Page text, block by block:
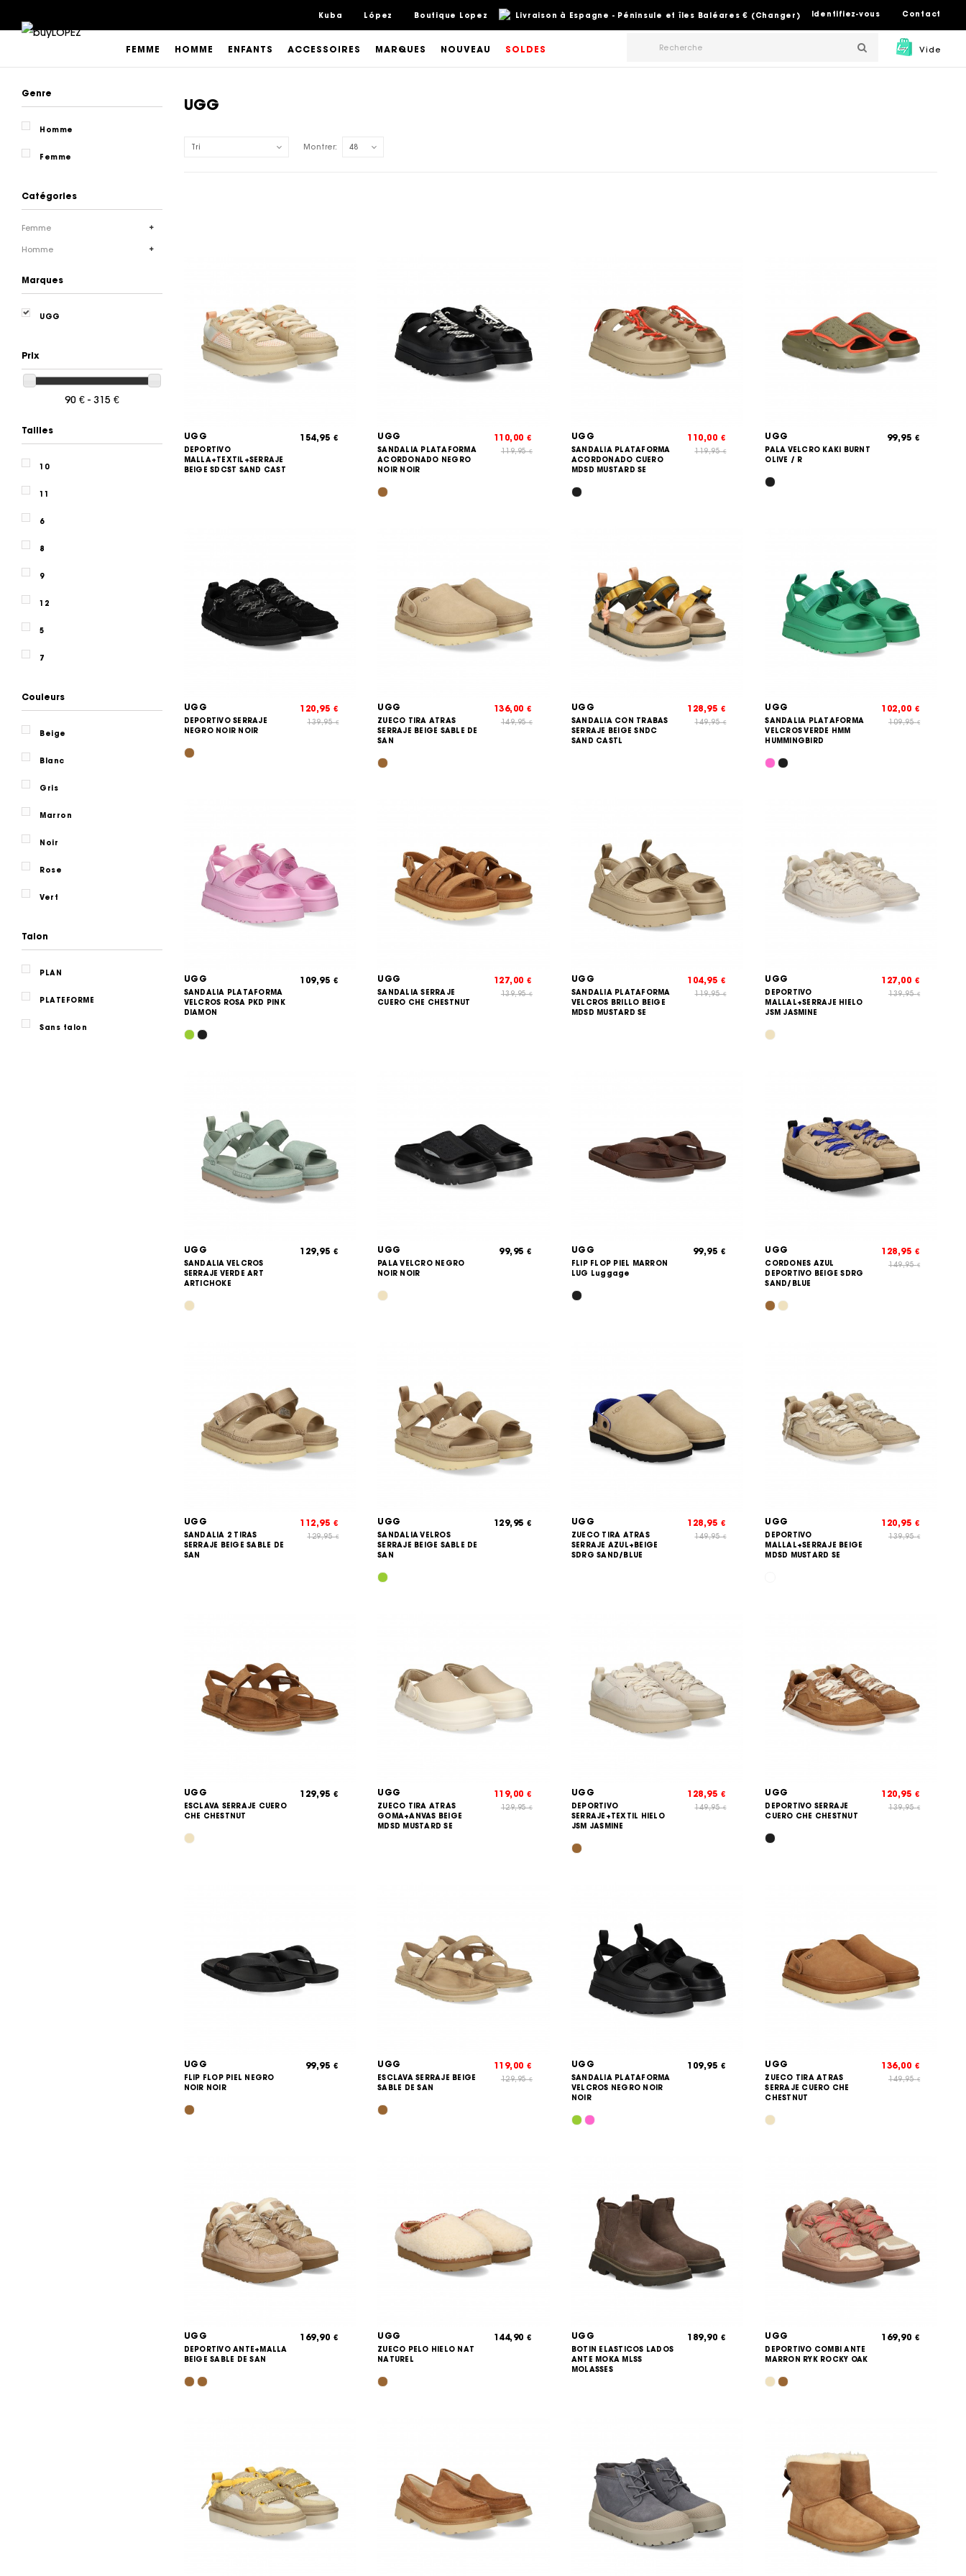
Contact
Identifiez-vous
Livraison à Espagne - Péninsule et îles Baléares € (Changer)
Kuba López Boutique Lopez
Vide
FEMME HOMME ENFANTS ACCESSOIRES MARQUES NOUVEAU SOLDES
UGG
Tri Montrer: 48
UGG
DEPORTIVO
MALLA+TEXTIL+SERRAJE
BEIGE SDCST SAND CAST
154,95 € UGG
SANDALIA PLATAFORMA
ACORDONADO NEGRO
NOIR NOIR
110,00€
119,95€
UGG
SANDALIA PLATAFORMA
ACORDONADO CUERO
MDSD MUSTARD SE
110,00 €
119,95€
UGG
PALA VELCRO KAKI BURNT
OLIVE / R
99,95 €
UGG
DEPORTIVO SERRAJE
NEGRO NOIR NOIR
120,95 €
139,95€
UGG
ZUECO TIRA ATRAS
SERRAJE BEIGE SABLE DE
SAN
136,00€
149,95€
UGG
SANDALIA CON TRABAS
SERRAJE BEIGE SNDC
SAND CASTL
128,95 €
149,95€
UGG
SANDALIA PLATAFORMA
VELCROS VERDE HMM
HUMMINGBIRD
102,00 €
109,95€
UGG
SANDALIA PLATAFORMA
VELCROS ROSA PKD PINK
DIAMON
109,95 € UGG
SANDALIA SERRAJE
CUERO CHE CHESTNUT
127,00€
139,95€
UGG
SANDALIA PLATAFORMA
VELCROS BRILLO BEIGE
MDSD MUSTARD SE
104,95 €
119,95€
UGG
DEPORTIVO
MALLAL+SERRAJE HIELO
JSM JASMINE
127,00 €
139,95€
UGG
SANDALIA VELCROS
SERRAJE VERDE ART
ARTICHOKE
129,95 € UGG
PALA VELCRO NEGRO
NOIR NOIR
99,95€ UGG
FLIP FLOP PIEL MARRON
LUG Luggage
99,95 € UGG
CORDONES AZUL
DEPORTIVO BEIGE SDRG
SAND/BLUE
128,95 €
149,95€
UGG
SANDALIA 2 TIRAS
SERRAJE BEIGE SABLE DE
SAN
112,95 €
129,95€
UGG
SANDALIA VELROS
SERRAJE BEIGE SABLE DE
SAN
129,95€ UGG
ZUECO TIRA ATRAS
SERRAJE AZUL+BEIGE
SDRG SAND/BLUE
128,95 €
149,95€
UGG
DEPORTIVO
MALLAL+SERRAJE BEIGE
MDSD MUSTARD SE
120,95 €
139,95€
UGG
ESCLAVA SERRAJE CUERO
CHE CHESTNUT
129,95 € UGG
ZUECO TIRA ATRAS
GOMA+ANVAS BEIGE
MDSD MUSTARD SE
119,00€
129,95€
UGG
DEPORTIVO
SERRAJE+TEXTIL HIELO
JSM JASMINE
128,95 €
149,95€
UGG
DEPORTIVO SERRAJE
CUERO CHE CHESTNUT
120,95 €
139,95€
UGG
FLIP FLOP PIEL NEGRO
NOIR NOIR
99,95 € UGG
ESCLAVA SERRAJE BEIGE
SABLE DE SAN
119,00€
129,95€
UGG
SANDALIA PLATAFORMA
VELCROS NEGRO NOIR
NOIR
109,95 € UGG
ZUECO TIRA ATRAS
SERRAJE CUERO CHE
CHESTNUT
136,00 €
149,95€
UGG
DEPORTIVO ANTE+MALLA
BEIGE SABLE DE SAN
169,90 € UGG
ZUECO PELO HIELO NAT
NATUREL
144,90€ UGG
BOTIN ELASTICOS LADOS
ANTE MOKA MLSS
MOLASSES
189,90 € UGG
DEPORTIVO COMBI ANTE
MARRON RYK ROCKY OAK
169,90 €
Genre
Homme
Femme
Catégories
Femme
Homme
Marques
UGG
Prix
90 € - 315 €
Tailles
10
11
6
8
9
12
5
7
Couleurs
Beige
Blanc
Gris
Marron
Noir
Rose
Vert
Talon
PLAN
PLATEFORME
Sans talon